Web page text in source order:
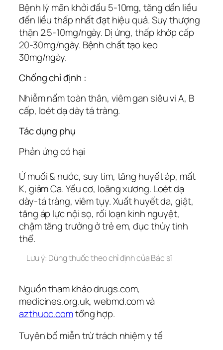
Bệnh lý mãn khởi đầu 5-10mg, tăng dần liều
đến liều thấp nhất đạt hiệu quả. Suy thượng
thận 2.5-10mg/ngày. Dị ứng, thấp khớp cấp
20-30mg/ngày. Bệnh chất tạo keo
30mg/ngày.
Chống chỉ định :
Nhiễm nấm toàn thân, viêm gan siêu vi A, B
cấp, loét dạ dày tá tràng.
Tác dụng phụ
Phản ứng có hại
Ứ muối & nước, suy tim, tăng huyết áp, mất
K, giảm Ca. Yếu cơ, loãng xương. Loét dạ
dày-tá tràng, viêm tụy. Xuất huyết da, giật,
tăng áp lực nội sọ, rối loạn kinh nguyệt,
chậm tăng trưởng ở trẻ em, đục thủy tinh
thể.
Lưu ý: Dùng thuốc theo chỉ định của Bác sĩ
Nguồn tham khảo drugs.com,
medicines.org.uk, webmd.com và
azthuoc.comtổng hợp.
Tuyên bố miễn trừ trách nhiệm y tế